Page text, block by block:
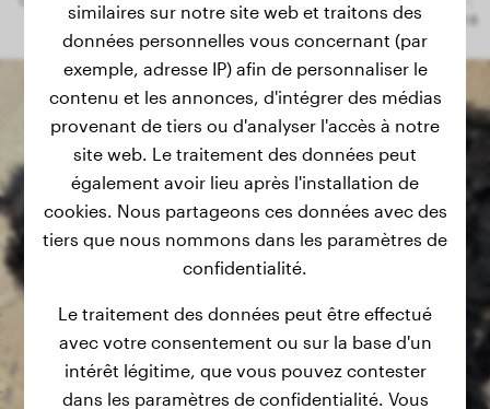
similaires sur notre site web et traitons des
données personnelles vous concernant (par
exemple, adresse IP) afin de personnaliser le
contenu et les annonces, d'intégrer des médias
provenant de tiers ou d'analyser l'accès à notre
site web. Le traitement des données peut
également avoir lieu après l'installation de
cookies. Nous partageons ces données avec des
tiers que nous nommons dans les paramètres de
confidentialité.
Le traitement des données peut être effectué
avec votre consentement ou sur la base d'un
intérêt légitime, que vous pouvez contester
dans les paramètres de confidentialité. Vous